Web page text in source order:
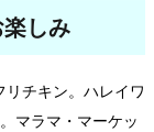
しみ
チキン。ハレイワ
マラマ・マーケッ